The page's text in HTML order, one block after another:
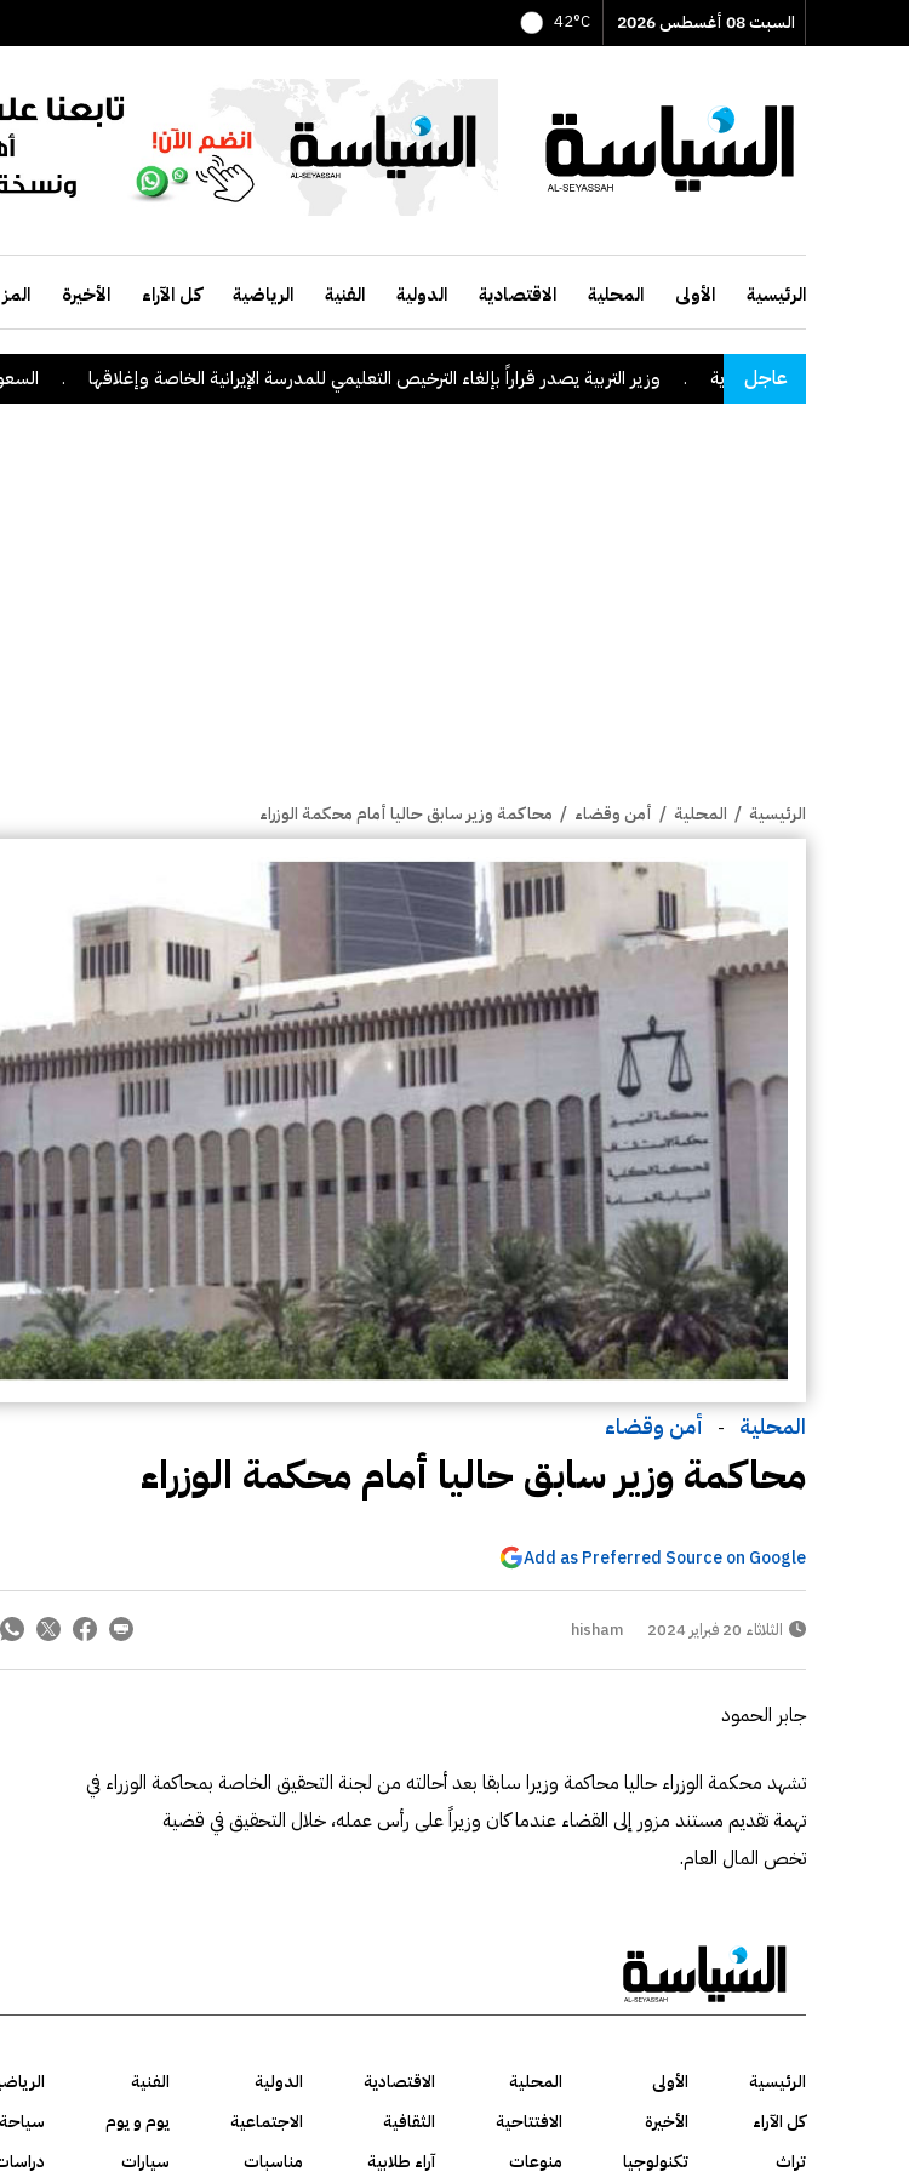
السبت 08 أغسطس 2026 42°C
الرئيسية الأولى المحلية الاقتصادية الدولية الفنية الرياضية كل الآراء الأخيرة
عاجل وزير التربية يصدر قراراً بإلغاء الترخيص التعليمي للمدرسة الإيرانية الخاصة وإغلاقها . السعودية
الرئيسية / المحلية / أمن وقضاء / محاكمة وزير سابق حاليا أمام محكمة الوزراء
المحلية - أمن وقضاء
محاكمة وزير سابق حاليا أمام محكمة الوزراء
Add as Preferred Source on Google
الثلاثاء 20 فبراير 2024 hisham
جابر الحمود
تشهد محكمة الوزراء حاليا محاكمة وزيرا سابقا بعد أحالته من لجنة التحقيق الخاصة بمحاكمة الوزراء في
تهمة تقديم مستند مزور إلى القضاء عندما كان وزيراً على رأس عمله، خلال التحقيق في قضية
تخص المال العام.
الرئيسية الأولى المحلية الاقتصادية الدولية الفنية
كل الآراء
الأخيرة الافتتاحية الثقافية الاجتماعية يوم و يوم
سياحة
تراث
تكنولوجيا منوعات آراء طلابية مناسبات سيارات